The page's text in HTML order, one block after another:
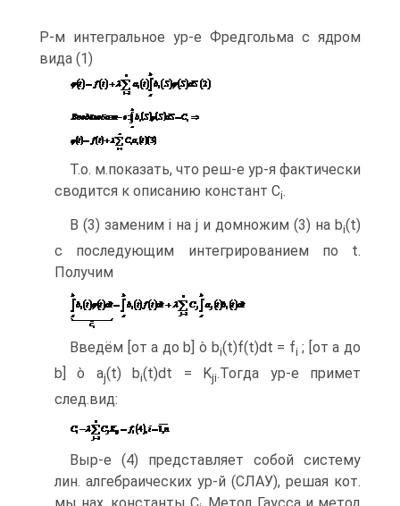
Р-м интегральное ур-е Фредгольма с ядром
вида (1)
Т.о. м.показать, что реш-е ур-я фактически
сводится к описанию констант Ci.
В (3) заменим i на j и домножим (3) на bi(t)
с последующим интегрированием по t.
Получим
Введём [от a до b] ò bi(t)f(t)dt = fi ; [от a до
b] ò aj(t) bi(t)dt = Kji.Тогда ур-е примет
след.вид:
Выр-е (4) представляет собой систему
лин. алгебраических ур-й (СЛАУ), решая кот.